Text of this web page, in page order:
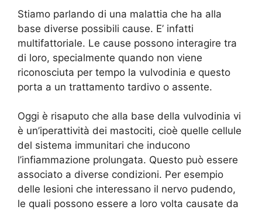
Stiamo parlando di una malattia che ha alla
base diverse possibili cause. E’ infatti
multifattoriale. Le cause possono interagire tra
di loro, specialmente quando non viene
riconosciuta per tempo la vulvodinia e questo
porta a un trattamento tardivo o assente.
Oggi è risaputo che alla base della vulvodinia vi
è un’iperattività dei mastociti, cioè quelle cellule
del sistema immunitari che inducono
l’infiammazione prolungata. Questo può essere
associato a diverse condizioni. Per esempio
delle lesioni che interessano il nervo pudendo,
le quali possono essere a loro volta causate da